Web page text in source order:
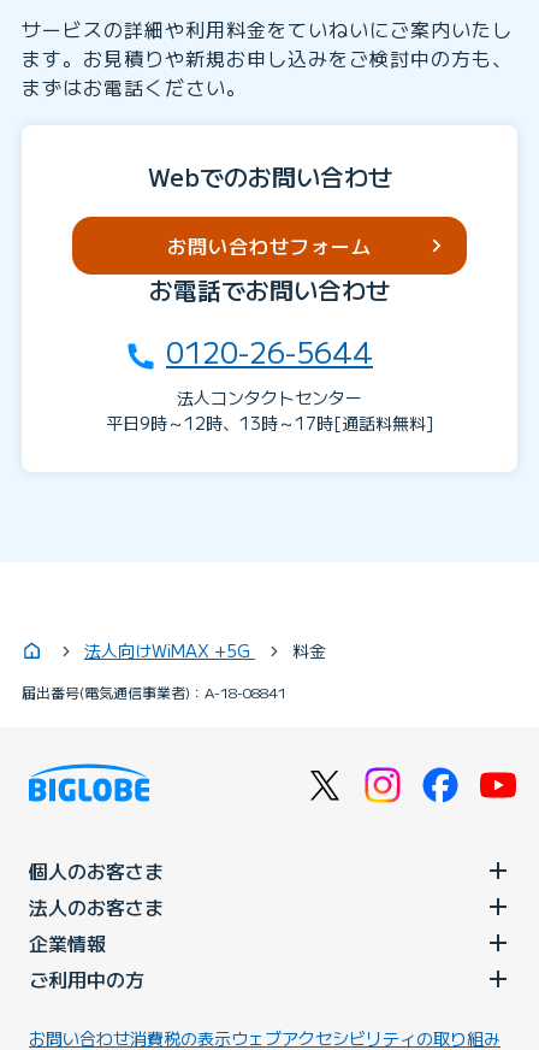
サービスの詳細や利用料金をていねいにご案内いたし
ます。お見積りや新規お申し込みをご検討中の方も、
まずはお電話ください。
Webでのお問い合わせ
お問い合わせフォーム
お電話でお問い合わせ
0120-26-5644
法人コンタクトセンター
平日9時～12時、13時～17時[通話料無料]
法人向けWiMAX +5G 料金
届出番号(電気通信事業者)：A-18-08841
個人のお客さま
法人のお客さま
企業情報
ご利用中の方
お問い合わせ消費税の表示ウェブアクセシビリティの取り組み